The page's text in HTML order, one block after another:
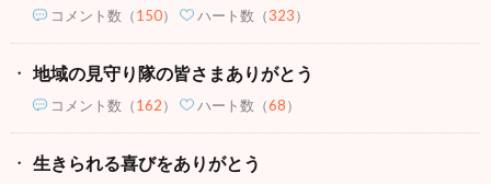
コメント数 （150） ハート数（323）
地域の見守り隊の皆さまありがとう
コメント数 （162） ハート数（68）
生きられる喜びをありがとう